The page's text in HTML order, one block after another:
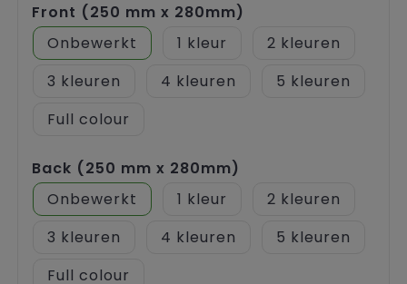
Front (250 mm x 280mm)
Onbewerkt
1
2
3
4
5
Full colour
Back (250 mm x 280mm)
Onbewerkt
1
2
3
4
5
Full colour